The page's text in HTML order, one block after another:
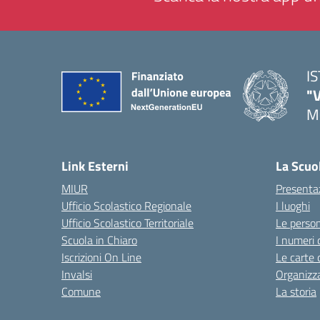
Link Esterni
MIUR
Ufficio Scolastico Regionale
Ufficio Scolastico Territoriale
Scuola in Chiaro
Iscrizioni On Line
Invalsi
Comune
La
I luoghi
Le
I numeri
Le carte
La storia